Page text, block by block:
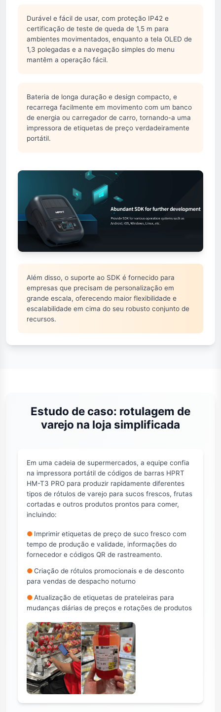
Durável e fácil de usar, com proteção IP42 e
certificação de teste de queda de 1,5 m para
ambientes movimentados, enquanto a tela OLED de
1,3 polegadas e a navegação simples do menu
mantêm a operação fácil.
Bateria de longa duração e design compacto, e
recarrega facilmente em movimento com um banco
de energia ou carregador de carro, tornando-a uma
impressora de etiquetas de preço verdadeiramente
portátil.
Além disso, o suporte ao SDK é fornecido para
empresas que precisam de personalização em
grande escala, oferecendo maior flexibilidade e
escalabilidade em cima do seu robusto conjunto de
recursos.
Estudo de caso: rotulagem de
varejo na loja simplificada
Em uma cadeia de supermercados, a equipe confia
na impressora portátil de códigos de barras HPRT
HM-T3 PRO para produzir rapidamente diferentes
tipos de rótulos de varejo para sucos frescos, frutas
cortadas e outros produtos prontos para comer,
incluindo:
● Imprimir etiquetas de preço de suco fresco com
tempo de produção e validade, informações do
fornecedor e códigos QR de rastreamento.
●Criação de rótulos promocionais e de desconto
para vendas de despacho noturno
● Atualização de etiquetas de prateleiras para
mudanças diárias de preços e rotações de produtos